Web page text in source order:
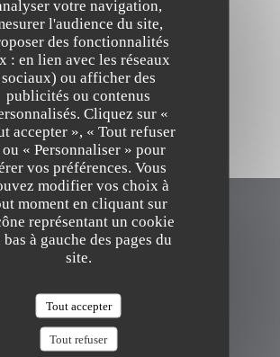
votre navigation,
l'audience du site,
des fonctionnalités
: en lien avec les réseaux
sociaux) ou afficher des
publicités ou contenus
Cliquez sur «
accepter », « Tout refuser
ou « Personnaliser » pour
vos préférences. Vous
modifier vos choix à
moment en cliquant sur
représentant un cookie
bas à gauche des pages du
site.
Tout accepter
Tout refuser
fun Graff Homard "La
La Table de Max
46 Av. Jean Jaurès 69007 Lyon
04 78 72 09 73
RÉSERVATION
LA TABLE DE MAX